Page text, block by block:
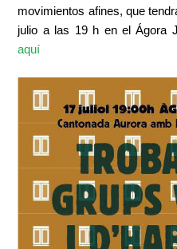
movimientos afines, que
julio a las 19 h en el Ágora
aquí